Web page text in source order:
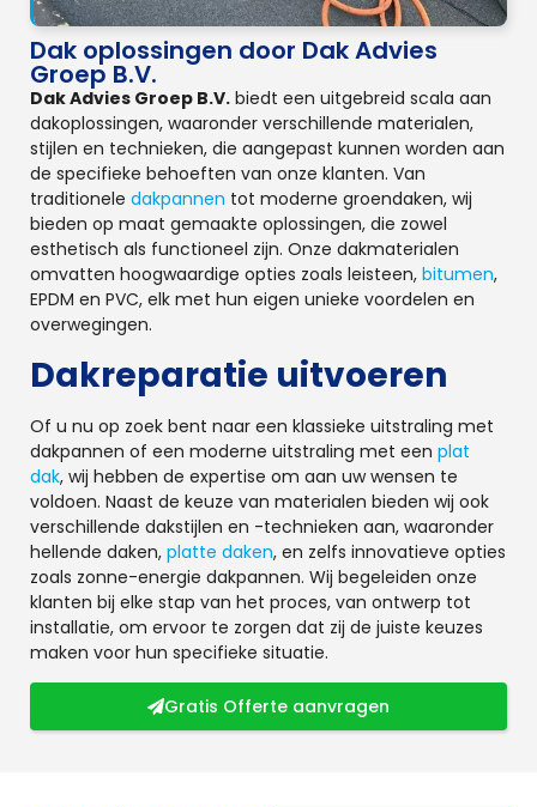
Dak oplossingen door Dak Advies
Groep B.V.
Dak Advies Groep B.V. biedt een uitgebreid scala aan
dakoplossingen, waaronder verschillende materialen,
stijlen en technieken, die aangepast kunnen worden aan
de specifieke behoeften van onze klanten. Van
traditionele dakpannen tot moderne groendaken, wij
bieden op maat gemaakte oplossingen, die zowel
esthetisch als functioneel zijn. Onze dakmaterialen
omvatten hoogwaardige opties zoals leisteen, bitumen,
EPDM en PVC, elk met hun eigen unieke voordelen en
overwegingen.
Dakreparatie uitvoeren
Of u nu op zoek bent naar een klassieke uitstraling met
dakpannen of een moderne uitstraling met een plat
dak, wij hebben de expertise om aan uw wensen te
voldoen. Naast de keuze van materialen bieden wij ook
verschillende dakstijlen en -technieken aan, waaronder
hellende daken, platte daken, en zelfs innovatieve opties
zoals zonne-energie dakpannen. Wij begeleiden onze
klanten bij elke stap van het proces, van ontwerp tot
installatie, om ervoor te zorgen dat zij de juiste keuzes
maken voor hun specifieke situatie.
Gratis Offerte aanvragen